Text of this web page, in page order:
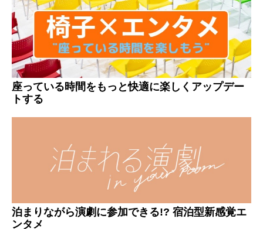
座っている時間をもっと快適に楽しくアップデー
トする
泊まりながら演劇に参加できる!? 宿泊型新感覚エ
ンタメ